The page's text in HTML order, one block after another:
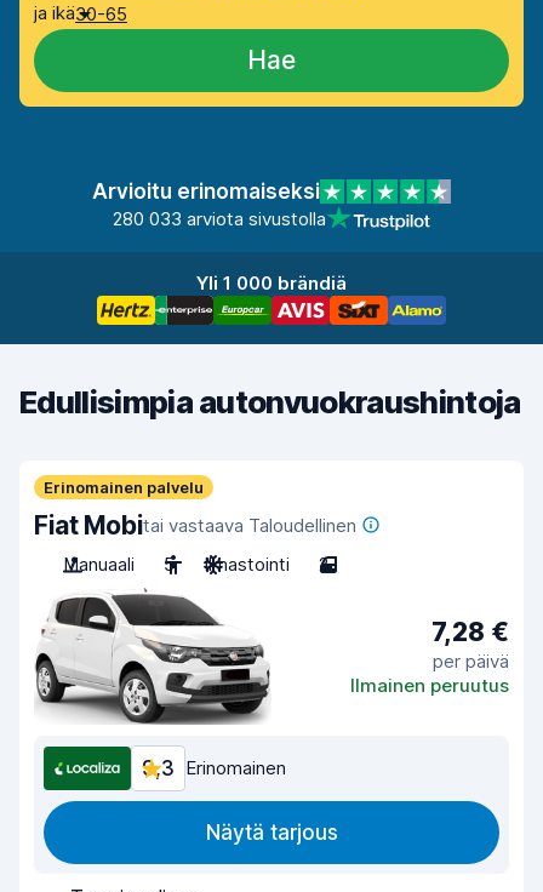
ja ikä30-65
Hae
Arvioitu erinomaiseksi
280 033 arviota sivustolla
Yli 1 000 brändiä
Edullisimpia autonvuokraushintoja
Erinomainen palvelu
Fiat Mobitai vastaava Taloudellinen
Manuaali
5 Ilmastointi 2
7,28 €
per päivä
Ilmainen peruutus
9,3 Erinomainen
Näytä tarjous